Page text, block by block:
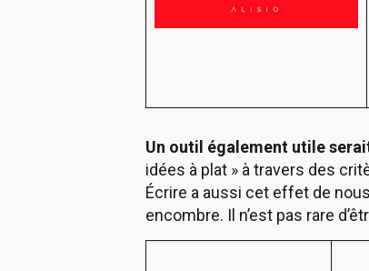
Un outil également utile
idées à plat » à travers des
Écrire a aussi cet effet de
encombre. Il n’est pas rare